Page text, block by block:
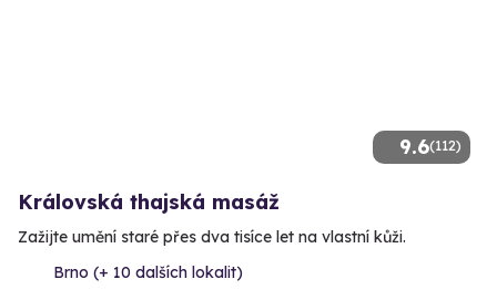
9.6(112)
Královská thajská masáž
Zažijte umění staré přes dva tisíce let na vlastní kůži.
Brno (+ 10 dalších lokalit)